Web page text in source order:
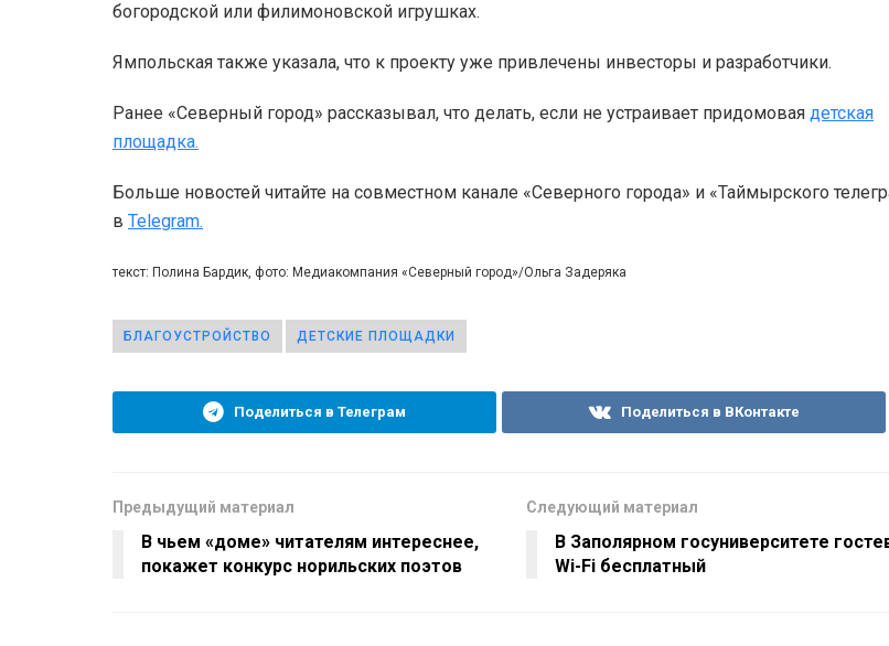
богородской или филимоновской игрушках.
Ямпольская также указала, что к проекту уже привлечены инвесторы и разработчики.
Ранее «Северный город» рассказывал, что делать, если не устраивает придомовая детская
площадка.
Больше новостей читайте на совместном канале «Северного города» и «Таймырского
в Telegram.
текст: Полина Бардик, фото: Медиакомпания «Северный город»/Ольга Задеряка
БЛАГОУСТРОЙСТВО ДЕТСКИЕ ПЛОЩАДКИ
Поделиться в Телеграм Поделиться в ВКонтакте
Предыдущий материал
В чьем «доме» читателям интереснее,
покажет конкурс норильских поэтов
Следующий материал
В Заполярном госуниверситете
Wi-Fi бесплатный